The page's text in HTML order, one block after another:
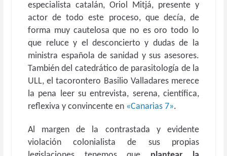
especialista catalán, Oriol Mitjá, presente y
actor de todo este proceso, que decía, de
forma muy cautelosa que no es oro todo lo
que reluce y el desconcierto y dudas de la
ministra española de sanidad y sus asesores.
También del catedrático de parasitología de la
ULL, el tacorontero Basilio Valladares merece
la pena leer su entrevista, serena, científica,
reflexiva y convincente en «Canarias 7».
Al margen de la contrastada y evidente
violación colonialista de sus propias